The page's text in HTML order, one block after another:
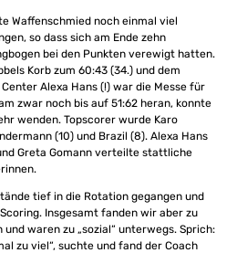
Waffenschmied noch einmal viel
so dass sich am Ende zehn
bei den Punkten verewigt hatten.
Korb zum 60:43 (34.) und dem
Alexa Hans (!) war die Messe für
zwar noch bis auf 51:62 heran, konnte
wenden. Topscorer wurde Karo
(10) und Brazil (8). Alexa Hans
Greta Gomann verteilte stattliche
tief in die Rotation gegangen und
Insgesamt fanden wir aber zu
waren zu „sozial“ unterwegs. Sprich:
zu viel“, suchte und fand der Coach